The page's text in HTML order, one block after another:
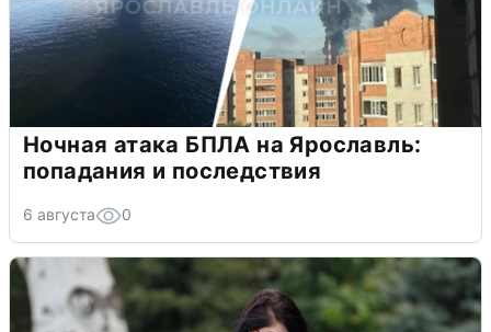
Ночная атака БПЛА на Ярославль:
попадания и последствия
6 августа 0